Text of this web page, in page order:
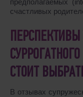
счастливых
СТОИТ
В отзывах